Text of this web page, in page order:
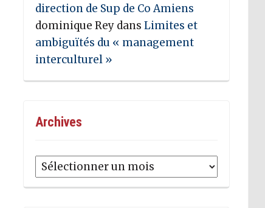
direction de Sup de Co Amiens
dominique Rey dansLimites et
ambiguïtés du « management
interculturel »
Archives
Archives